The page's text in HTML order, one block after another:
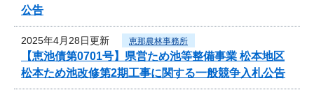
公告
2025年4月28日更新 恵那農林事務所
【恵池債第0701号】県営ため池等整備事業 松本地区
松本ため池改修第2期工事に関する一般競争入札公告